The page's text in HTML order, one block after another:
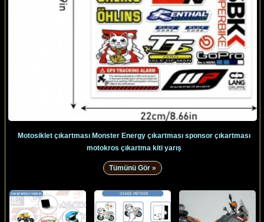
Motosiklet çıkartması Monster Energy çıkartması sponsor çıkartması
motokros çıkartma kiti yarış
Tümünü Gör »